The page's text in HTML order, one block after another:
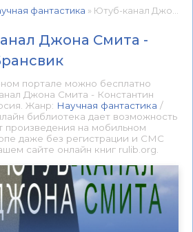
фантастика » Ютуб-канал Джона Смита - Константин Брансвик 📕 - Книга онлайн бесплатно
Джона Смита -
портале можно бесплатно
Джона Смита - Константин
Жанр: Научная фантастика /
библиотека дает возможность
произведения на мобильном
даже без регистрации и СМС
сайте онлайн книг rulib.org.